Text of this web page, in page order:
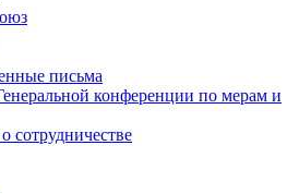
письма
конференции по мерам и
сотрудничестве